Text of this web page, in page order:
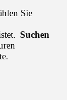
Sie
Suchen